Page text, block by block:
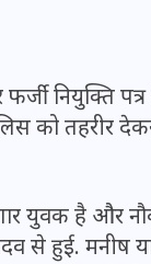
नियुक्ति
को तहरीर
युवक है और
से हुई.
Lekhpal
में
भर्ती का
16 दिसम्बर